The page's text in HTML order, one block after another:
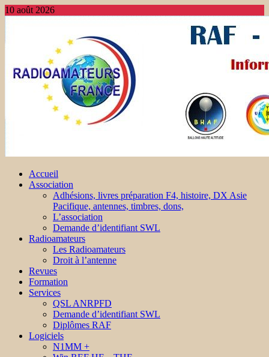
10 août 2026
Accueil
Association
Adhésions, livres préparation F4, histoire, DX Asie
Pacifique, antennes, timbres, dons,
L’association
Demande d’identifiant SWL
Radioamateurs
Les Radioamateurs
Droit à l’antenne
Revues
Formation
Services
QSL ANRPFD
Demande d’identifiant SWL
Diplômes RAF
Logiciels
N1MM +